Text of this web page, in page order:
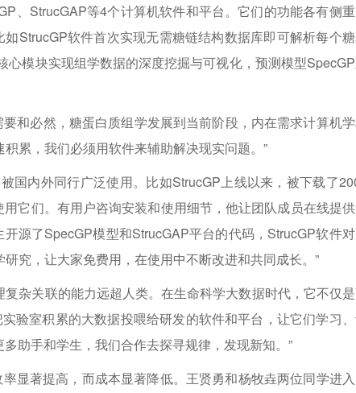
、StrucGAP等4个计算机软件和平台。它们的功能各有侧重
StrucGP软件首次实现无需糖链结构数据库即可解析每个
模块实现组学数据的深度挖掘与可视化，预测模型
和必然，糖蛋白质组学发展到当前阶段，内在需求计算机
累，我们必须用软件来辅助解决现实问题。”
国内外同行广泛使用。比如StrucGP上线以来，被下载了
它们。有用户咨询安装和使用细节，他让团队成员在线提
源了SpecGP模型和StrucGAP平台的代码，StrucGP软件
究，让大家免费用，在使用中不断改进和共同成长。”
杂关联的能力远超人类。在生命科学大数据时代，它不仅
验室积累的大数据投喂给研发的软件和平台，让它们学习
助手和学生，我们合作去探寻规律，发现新知。”
显著提高，而成本显著降低。王贤勇和杨牧垚两位同学进